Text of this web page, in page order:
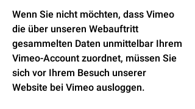
Wenn Sie nicht möchten, dass Vimeo
die über unseren Webauftritt
gesammelten Daten unmittelbar Ihrem
Vimeo-Account zuordnet, müssen Sie
sich vor Ihrem Besuch unserer
Website bei Vimeo ausloggen.